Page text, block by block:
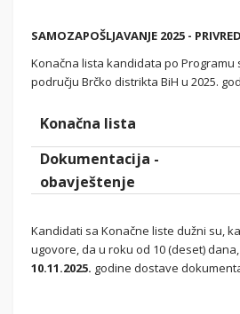
SAMOZAPOŠLJAVANJE 2025 -
Konačna lista kandidata po
području Brčko distrikta BiH u 2025.
Konačna lista
Dokumentacija -
obavještenje
Kandidati sa Konačne liste dužni su,
ugovore, da u roku od 10 (deset)
10.11.2025. godine dostave